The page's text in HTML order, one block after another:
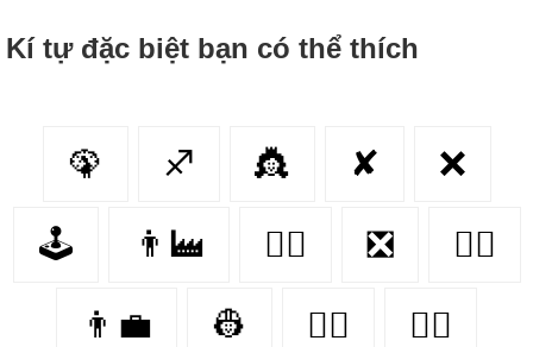
Kí tự đặc biệt bạn có thể thích
🦚 ♐ 👸 ✘ ❌
🕹️ 👨‍🏭 👩‍⚕️ ❎ 👩‍✈️
👨‍💼 👷 👨‍⚕️ 👨‍✈️